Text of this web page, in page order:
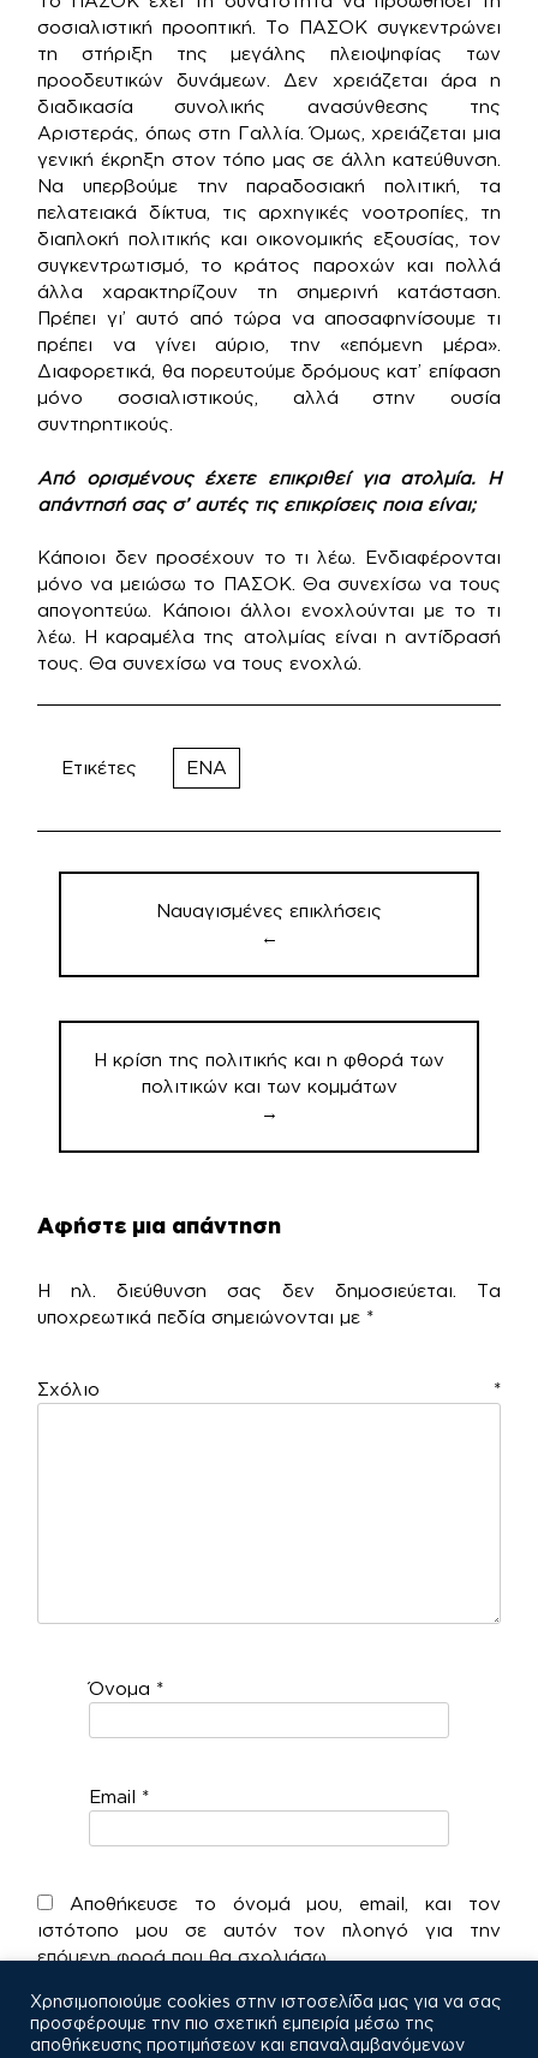
σοσιαλιστική προοπτική. Το ΠΑΣΟΚ συγκεντρώνει
τη στήριξη της μεγάλης πλειοψηφίας των
προοδευτικών δυνάμεων. Δεν χρειάζεται άρα η
διαδικασία συνολικής ανασύνθεσης της
Αριστεράς, όπως στη Γαλλία. Όμως, χρειάζεται μια
γενική έκρηξη στον τόπο μας σε άλλη κατεύθυνση.
Να υπερβούμε την παραδοσιακή πολιτική, τα
πελατειακά δίκτυα, τις αρχηγικές νοοτροπίες, τη
διαπλοκή πολιτικής και οικονομικής εξουσίας, τον
συγκεντρωτισμό, το κράτος παροχών και πολλά
άλλα χαρακτηρίζουν τη σημερινή κατάσταση.
Πρέπει γι’ αυτό από τώρα να αποσαφηνίσουμε τι
πρέπει να γίνει αύριο, την «επόμενη μέρα».
Διαφορετικά, θα πορευτούμε δρόμους κατ’ επίφαση
μόνο σοσιαλιστικούς, αλλά στην ουσία
συντηρητικούς.
Από ορισμένους έχετε επικριθεί για ατολμία. Η
απάντησή σας σ’ αυτές τις επικρίσεις ποια είναι;
Κάποιοι δεν προσέχουν το τι λέω. Ενδιαφέρονται
μόνο να μειώσω το ΠΑΣΟΚ. Θα συνεχίσω να τους
απογοητεύω. Κάποιοι άλλοι ενοχλούνται με το τι
λέω. Η καραμέλα της ατολμίας είναι η αντίδρασή
τους. Θα συνεχίσω να τους ενοχλώ.
Ετικέτες ΕΝΑ
Πλοήγηση
Ναυαγισμένες επικλήσεις
←
Η κρίση της πολιτικής και η φθορά των
πολιτικών και των κομμάτων
→
Αφήστε μια απάντηση
Η ηλ. διεύθυνση σας δεν δημοσιεύεται.
Τα
υποχρεωτικά πεδία σημειώνονται με *
Σχόλιο *
Όνομα *
Email *
Αποθήκευσε το όνομά μου, email, και τον
ιστότοπο μου σε αυτόν τον πλοηγό για την
επόμενη φορά που θα σχολιάσω.
Χρησιμοποιούμε cookies στην ιστοσελίδα μας για να σας
προσφέρουμε την πιο σχετική εμπειρία μέσω της
αποθήκευσης προτιμήσεων και επαναλαμβανόμενων